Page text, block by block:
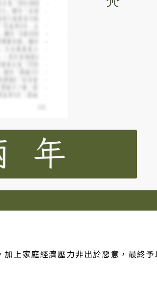
上家庭經濟壓力非出於惡意，最終